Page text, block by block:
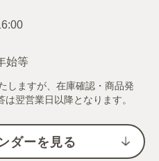
始等
ますが、在庫確認・商品発
翌営業日以降となります。
ダーを見る